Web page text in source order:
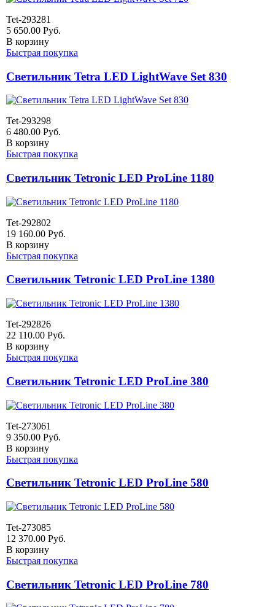
Tet-293281
5 650.00 Руб.
В корзину
Быстрая покупка
Светильник Tetra LED LightWave Set 830
Tet-293298
6 480.00 Руб.
В корзину
Быстрая покупка
Светильник Tetronic LED ProLine 1180
Tet-292802
19 160.00 Руб.
В корзину
Быстрая покупка
Светильник Tetronic LED ProLine 1380
Tet-292826
22 110.00 Руб.
В корзину
Быстрая покупка
Светильник Tetronic LED ProLine 380
Tet-273061
9 350.00 Руб.
В корзину
Быстрая покупка
Светильник Tetronic LED ProLine 580
Tet-273085
12 370.00 Руб.
В корзину
Быстрая покупка
Светильник Tetronic LED ProLine 780